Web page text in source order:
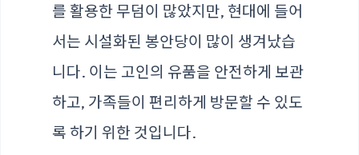
를 활용한 무덤이 많았지만, 현대에 들어
서는 시설화된 봉안당이 많이 생겨났습
니다. 이는 고인의 유품을 안전하게 보관
하고, 가족들이 편리하게 방문할 수 있도
록 하기 위한 것입니다.